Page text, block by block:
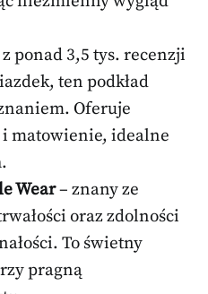
ponad 3,5 tys. recenzji
ten podkład
Oferuje
i matowienie, idealne
Wear– znany ze
oraz zdolności
To świetny
pragną